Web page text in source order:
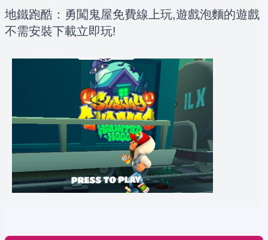
地鐵跑酷：勇闖鬼屋免費線上玩,遊戲泡麵的遊戲
不需安裝下載立即玩!